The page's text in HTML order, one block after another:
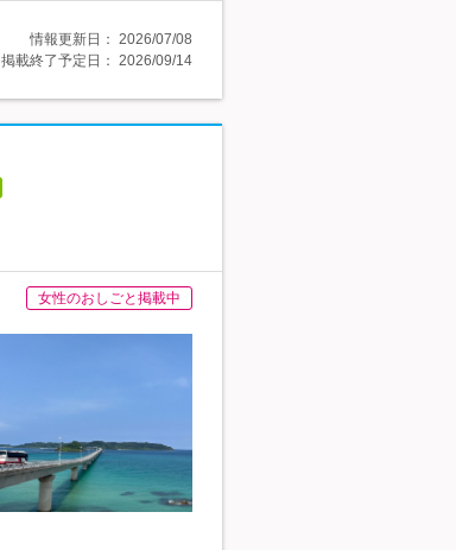
情報更新日： 2026/07/08
掲載終了予定日： 2026/09/14
女性のおしごと掲載中